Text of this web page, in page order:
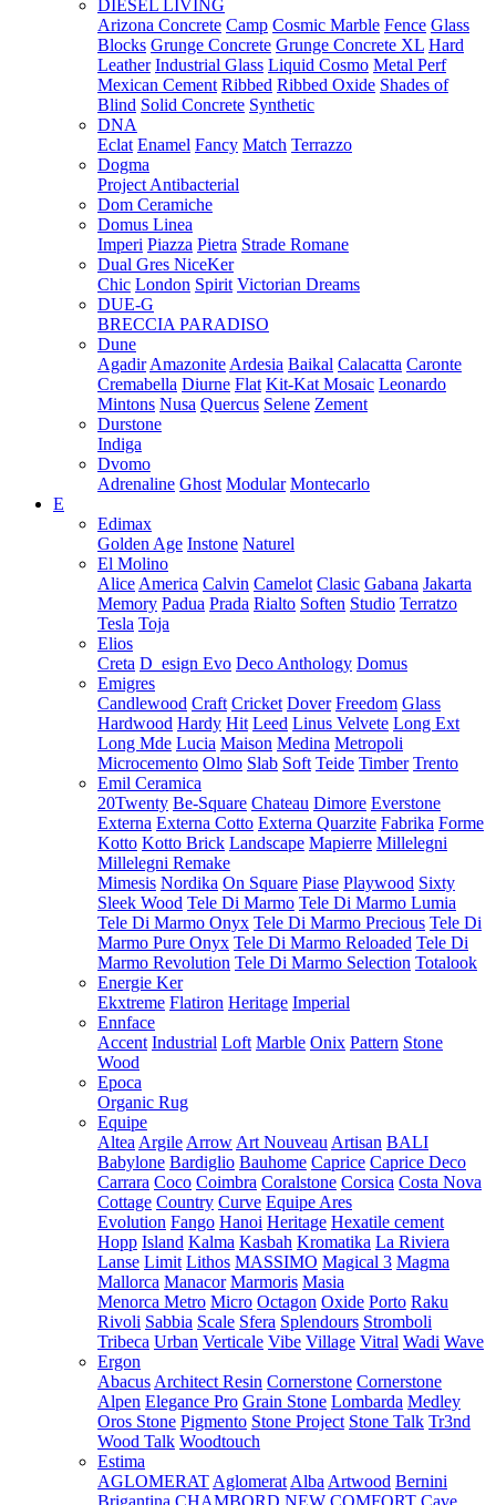
DIESEL LIVING
Arizona Concrete Camp Cosmic Marble Fence Glass
Blocks Grunge Concrete Grunge Concrete XL Hard
Leather Industrial Glass Liquid Cosmo Metal Perf
Mexican Cement Ribbed Ribbed Oxide Shades of
Blind Solid Concrete Synthetic
DNA
Eclat Enamel Fancy Match Terrazzo
Dogma
Project Antibacterial
Dom Ceramiche
Domus Linea
Imperi Piazza Pietra Strade Romane
Dual Gres NiceKer
Chic London Spirit Victorian Dreams
DUE-G
BRECCIA PARADISO
Dune
Agadir Amazonite Ardesia Baikal Calacatta Caronte
Cremabella Diurne Flat Kit-Kat Mosaic Leonardo
Mintons Nusa Quercus Selene Zement
Durstone
Indiga
Dvomo
Adrenaline Ghost Modular Montecarlo
E
Edimax
Golden Age Instone Naturel
El Molino
Alice America Calvin Camelot Clasic Gabana Jakarta
Memory Padua Prada Rialto Soften Studio Terratzo
Tesla Toja
Elios
Creta D_esign Evo Deco Anthology Domus
Emigres
Candlewood Craft Cricket Dover Freedom Glass
Hardwood Hardy Hit Leed Linus Velvete Long Ext
Long Mde Lucia Maison Medina Metropoli
Microcemento Olmo Slab Soft Teide Timber Trento
Emil Ceramica
20Twenty Be-Square Chateau Dimore Everstone
Externa Externa Cotto Externa Quarzite Fabrika Forme
Kotto Kotto Brick Landscape Mapierre Millelegni
Millelegni Remake
Mimesis Nordika On Square Piase Playwood Sixty
Sleek Wood Tele Di Marmo Tele Di Marmo Lumia
Tele Di Marmo Onyx Tele Di Marmo Precious Tele Di
Marmo Pure Onyx Tele Di Marmo Reloaded Tele Di
Marmo Revolution Tele Di Marmo Selection Totalook
Energie Ker
Ekxtreme Flatiron Heritage Imperial
Ennface
Accent Industrial Loft Marble Onix Pattern Stone
Wood
Epoca
Organic Rug
Equipe
Altea Argile Arrow Art Nouveau Artisan BALI
Babylone Bardiglio Bauhome Caprice Caprice Deco
Carrara Coco Coimbra Coralstone Corsica Costa Nova
Cottage Country Curve Equipe Ares
Evolution Fango Hanoi Heritage Hexatile cement
Hopp Island Kalma Kasbah Kromatika La Riviera
Lanse Limit Lithos MASSIMO Magical 3 Magma
Mallorca Manacor Marmoris Masia
Menorca Metro Micro Octagon Oxide Porto Raku
Rivoli Sabbia Scale Sfera Splendours Stromboli
Tribeca Urban Verticale Vibe Village Vitral Wadi Wave
Ergon
Abacus Architect Resin Cornerstone Cornerstone
Alpen Elegance Pro Grain Stone Lombarda Medley
Oros Stone Pigmento Stone Project Stone Talk Tr3nd
Wood Talk Woodtouch
Estima
AGLOMERAT Aglomerat Alba Artwood Bernini